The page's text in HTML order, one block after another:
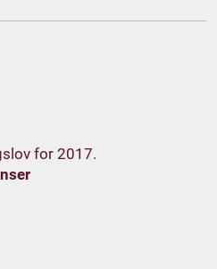
for 2017.